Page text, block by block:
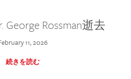
George Rossman逝去
11, 2026
続きを読む